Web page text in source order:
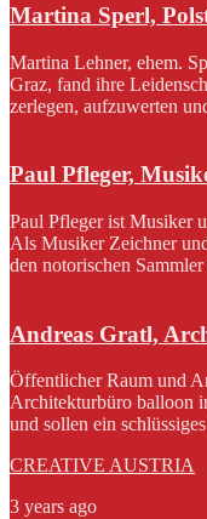
Martina Sperl,
Martina Lehner, ehem.
Graz, fand ihre
zerlegen, aufzuwerten
Paul Pfleger,
Paul Pfleger ist Musiker
Als Musiker Zeichner
den notorischen
Andreas Gratl,
Öffentlicher Raum und
Architekturbüro balloon
und sollen ein
CREATIVE AUSTRIA
3 years ago